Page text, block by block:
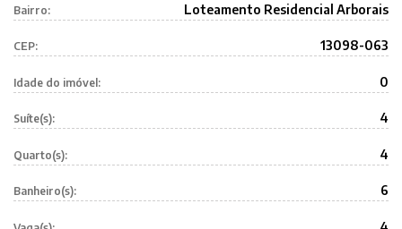
Bairro: Loteamento Residencial Arborais
CEP: 13098-063
Idade do imóvel: 0
Suíte(s): 4
Quarto(s): 4
Banheiro(s): 6